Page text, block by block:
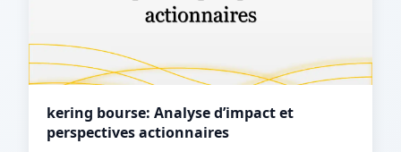
kering bourse: Analyse d’impact et
perspectives actionnaires